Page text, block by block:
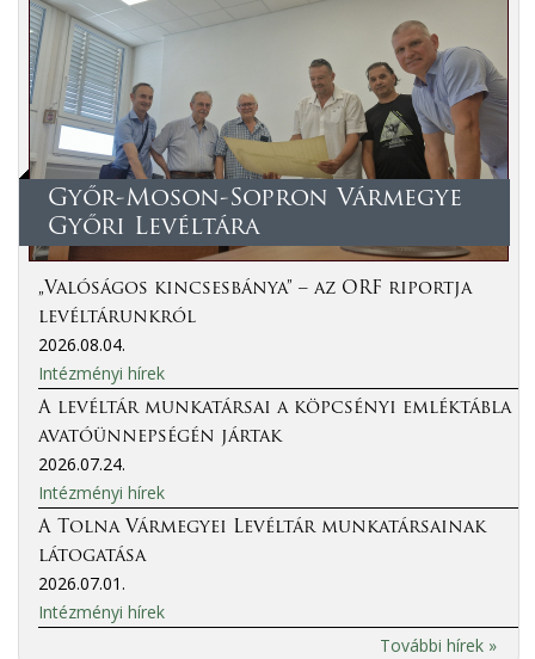
Győr-Moson-Sopron Vármegye
Győri Levéltára
„Valóságos kincsesbánya” – az ORF riportja
levéltárunkról
2026.08.04.
Intézményi hírek
A levéltár munkatársai a köpcsényi emléktábla
avatóünnepségén jártak
2026.07.24.
Intézményi hírek
A Tolna Vármegyei Levéltár munkatársainak
látogatása
2026.07.01.
Intézményi hírek
További hírek »